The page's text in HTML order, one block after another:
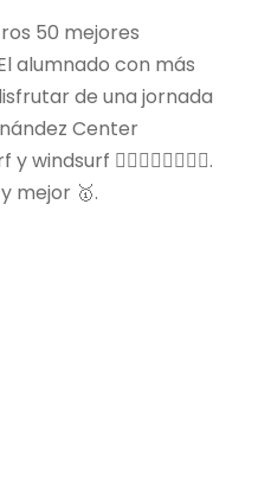
50 mejores
alumnado con más
de una jornada
Center
🏄🏽🏄🏼‍♀️🏄‍♂️🌊.
mejor 🥇.